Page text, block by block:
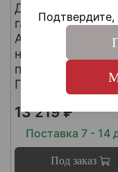
ДТКП
АК12 G3 (с
несъемным
пламегасителем)
Пафган / PufGun
13 219 ₽
Поставка 7 - 14
Под заказ
Подтвердите,